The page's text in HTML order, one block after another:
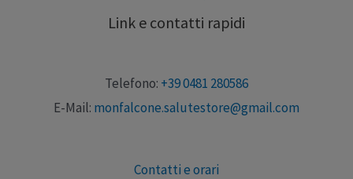
Link e contatti rapidi
Telefono: +39 0481 280586
E-Mail: monfalcone.salutestore@gmail.com
Contatti e orari